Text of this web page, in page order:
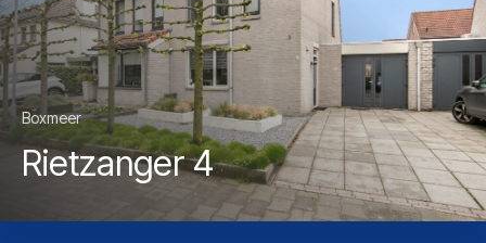
Boxmeer
Rietzanger 4